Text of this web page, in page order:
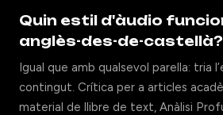
Quin estil d'àudio
anglès-des-de-castellà?
Igual que amb qualsevol parella: tria
contingut. Crítica per a articles
material de llibre de text, Anàlisi